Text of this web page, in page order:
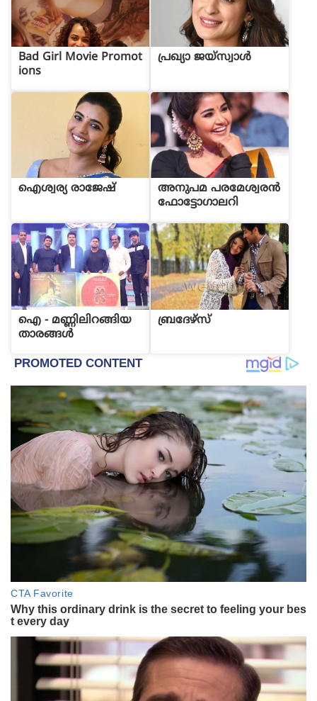
Bad Girl Movie Promot
ions
പ്രഖ്യാ ജയ്സ്വാൾ
ഐശ്വര്യ രാജേഷ്
അനുപമ പരമേശ്വരന്‍
ഫോട്ടോഗാലറി
ഐ - മണ്ണിലിറങ്ങിയ
താരങ്ങള്‍
ബ്രദേഴ്സ്